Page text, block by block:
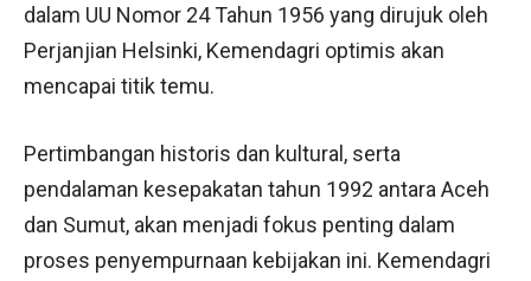
dalam UU Nomor 24 Tahun 1956 yang dirujuk oleh
Perjanjian Helsinki, Kemendagri optimis akan
mencapai titik temu.
Pertimbangan historis dan kultural, serta
pendalaman kesepakatan tahun 1992 antara Aceh
dan Sumut, akan menjadi fokus penting dalam
proses penyempurnaan kebijakan ini. Kemendagri